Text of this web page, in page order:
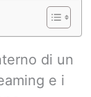
di un
e i